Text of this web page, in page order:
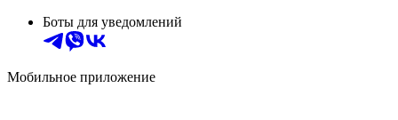
Боты для уведомлений
Мобильное приложение